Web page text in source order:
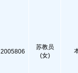
2005806
苏教员
(女)